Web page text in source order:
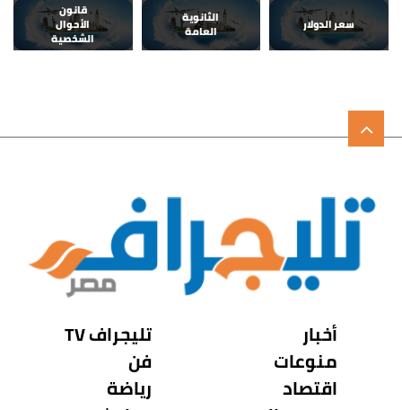
سعر الدولار
الثانوية
العامة
قانون
الأحوال
الشخصية
أخبار
منوعات
اقتصاد
تليجراف TV
فن
رياضة